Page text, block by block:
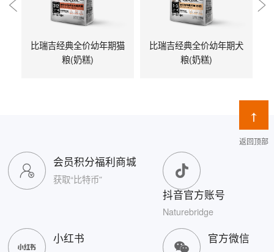
比瑞吉经典全价幼年期猫
粮(奶糕)
比瑞吉经典全价幼年期犬
粮(奶糕)
会员积分福利商城
获取“比特币”
抖音官方账号
Naturebridge
小红书 官方微信
返回顶部